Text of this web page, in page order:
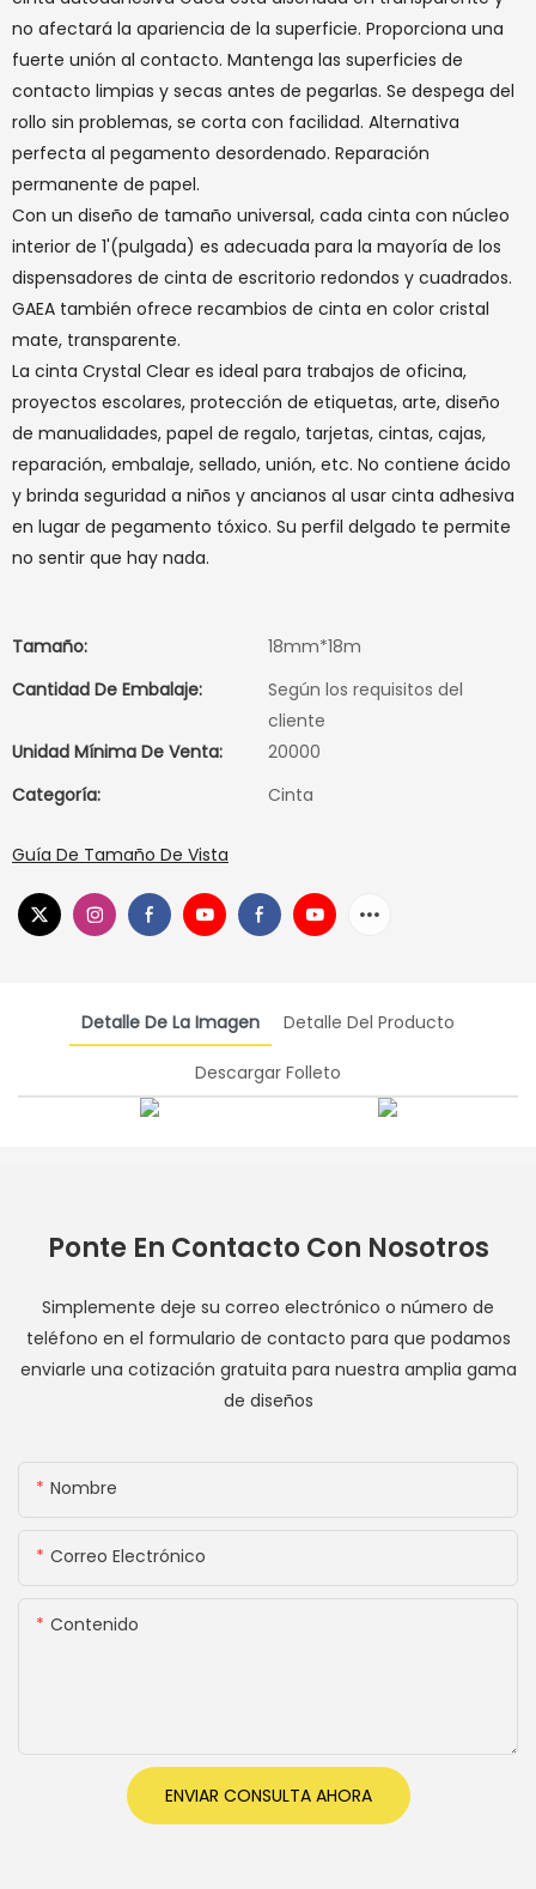
no afectará la apariencia de la superficie. Proporciona una
fuerte unión al contacto. Mantenga las superficies de
contacto limpias y secas antes de pegarlas. Se despega del
rollo sin problemas, se corta con facilidad. Alternativa
perfecta al pegamento desordenado. Reparación
permanente de papel.
Con un diseño de tamaño universal, cada cinta con núcleo
interior de 1'(pulgada) es adecuada para la mayoría de los
dispensadores de cinta de escritorio redondos y cuadrados.
GAEA también ofrece recambios de cinta en color cristal
mate, transparente.
La cinta Crystal Clear es ideal para trabajos de oficina,
proyectos escolares, protección de etiquetas, arte, diseño
de manualidades, papel de regalo, tarjetas, cintas, cajas,
reparación, embalaje, sellado, unión, etc. No contiene ácido
y brinda seguridad a niños y ancianos al usar cinta adhesiva
en lugar de pegamento tóxico. Su perfil delgado te permite
no sentir que hay nada.
Tamaño:
18mm*18m
Cantidad De Embalaje:
Según los requisitos del
cliente
Unidad Mínima De Venta:
20000
Categoría:
Cinta
Guía De Tamaño De Vista
Detalle De La Imagen Detalle Del Producto
Descargar Folleto
Ponte En Contacto Con Nosotros
Simplemente deje su correo electrónico o número de
teléfono en el formulario de contacto para que podamos
enviarle una cotización gratuita para nuestra amplia gama
de diseños
Nombre
Correo Electrónico
Contenido
ENVIAR CONSULTA AHORA